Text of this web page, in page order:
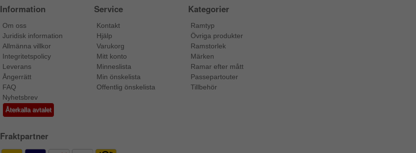
Information
Om oss
Juridisk information
Allmänna villkor
Integritetspolicy
Leverans
Ångerrätt
FAQ
Nyhetsbrev
Återkalla avtalet
Service
Kontakt
Hjälp
Varukorg
Mitt konto
Minneslista
Min önskelista
Offentlig önskelista
Kategorier
Ramtyp
Övriga produkter
Ramstorlek
Märken
Ramar efter mått
Passepartouter
Tillbehör
Fraktpartner